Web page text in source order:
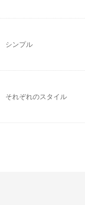
シンプル
それぞれのスタイル